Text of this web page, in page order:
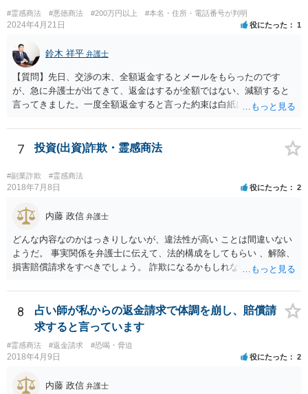
#霊感商法 #悪徳商法 #200万円以上 #本名・住所・電話番号が判明
2024年4月21日 役にたった 1
鈴木 祥平 弁護士
【質問】先日、交渉の末、全額返金するとメールをもらったのです
が、急に弁護士が出てきて、返金はするが全額ではない、減額すると
言ってきました。一度全額返金すると言った約束は白紙に戻ってしま
答】弁護士が出てくることによって、当初言っていたことが覆るとい
うことは、よくあることであると思います。最終的な合意が締結され
は自由にすることができます。 法的に返金を求める請求が可能である
のかについては、お金を出した経緯などをもう少し詳細に弁護士にヒ
と思います。
7 投資(出資)詐欺・霊感商法
#副業詐欺 #霊感商法
2018年7月8日 役にたった 2
内藤 政信 弁護士
どんな内容なのかはっきりしないが、違法性が高い ことは間違いない
ようだ。 事実関係を弁護士に伝えて、法的構成をしてもらい 、解除、
損害賠償請求をすべきでしょう。 詐欺になるかもしれないですしね。
す。 費用は後回しでいいでしょう。 勝てる事案かどうかの見極めが先
ですから。
8
占い師が私からの返金請求で体調を崩し、賠償請
求すると言っています
#霊感商法 #返金請求 #恐喝・脅迫
2018年4月9日 役にたった 2
内藤 政信 弁護士